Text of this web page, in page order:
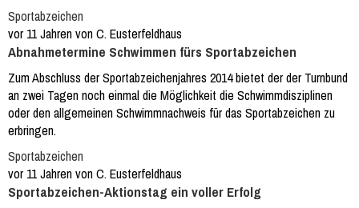
Sportabzeichen
vor 11 Jahren von C. Eusterfeldhaus
Abnahmetermine Schwimmen fürs Sportabzeichen
Zum Abschluss der Sportabzeichenjahres 2014 bietet der der Turnbund
an zwei Tagen noch einmal die Möglichkeit die Schwimmdisziplinen
oder den allgemeinen Schwimmnachweis für das Sportabzeichen zu
erbringen.
Sportabzeichen
vor 11 Jahren von C. Eusterfeldhaus
Sportabzeichen-Aktionstag ein voller Erfolg